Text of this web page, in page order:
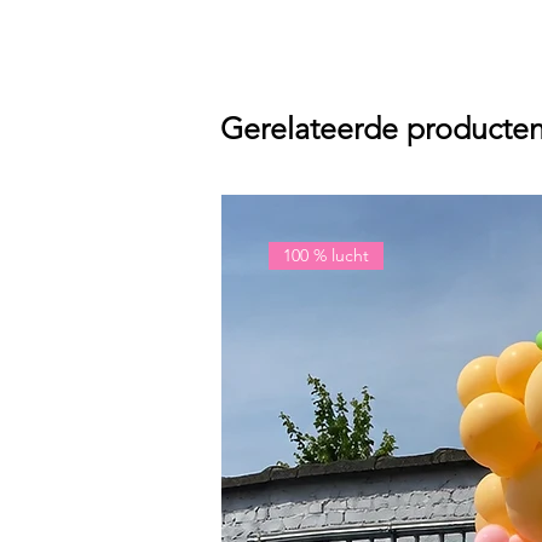
Gerelateerde
100 % lucht